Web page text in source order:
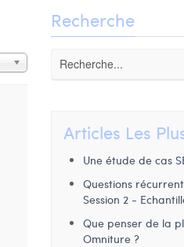
Recherche
Articles Les
Une étude de cas
Questions
Session 2 -
Que penser de la
Omniture ?